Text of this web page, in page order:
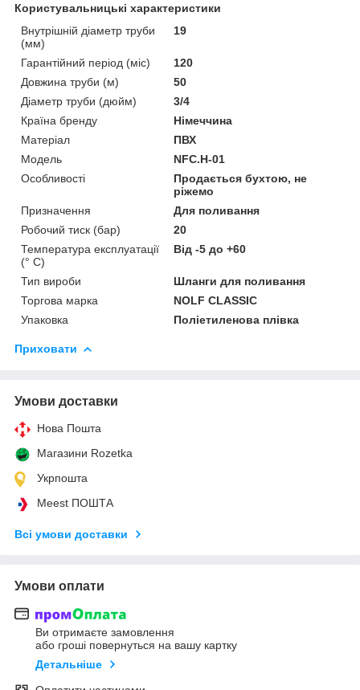
Користувальницькі характеристики
Внутрішній діаметр труби
(мм)
19
Гарантійний період (міс)
120
Довжина труби (м)
50
Діаметр труби (дюйм)
3/4
Країна бренду
Німеччина
Матеріал
ПВХ
Мoдель
NFC.H-01
Особливості
Продається бухтою, не
ріжемо
Призначення
Для поливання
Робочий тиск (бар)
20
Температура експлуатації
(° C)
Від -5 до +60
Тип вироби
Шланги для поливання
Торгова марка
NOLF CLASSIC
Упаковка
Поліетиленова плівка
Приховати
Умови доставки
Нова Пошта
Магазини Rozetka
Укрпошта
Meest ПОШТА
Всі умови доставки
Умови оплати
Ви отримаєте замовлення
або гроші повернуться на вашу картку
Детальніше